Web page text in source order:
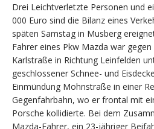
Drei Leichtverletzte Personen und
000 Euro sind die Bilanz eines
späten Samstag in Musberg
Fahrer eines Pkw Mazda war
Karlstraße in Richtung Leinfelden
geschlossener Schnee- und
Einmündung Mohnstraße in einer
Gegenfahrbahn, wo er frontal mit
Porsche kollidierte. Bei dem
Mazda-Fahrer, ein 23-jähriger